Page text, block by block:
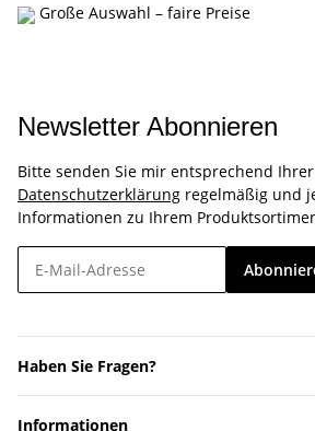
Große Auswahl – faire Preise
Newsletter Abonnieren
Bitte senden Sie mir entsprechend Ihrer
Datenschutzerklärung regelmäßig und
Informationen zu Ihrem
Haben Sie Fragen?
Informationen